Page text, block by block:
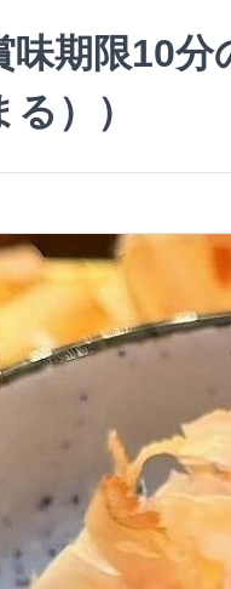
味期限10
る））